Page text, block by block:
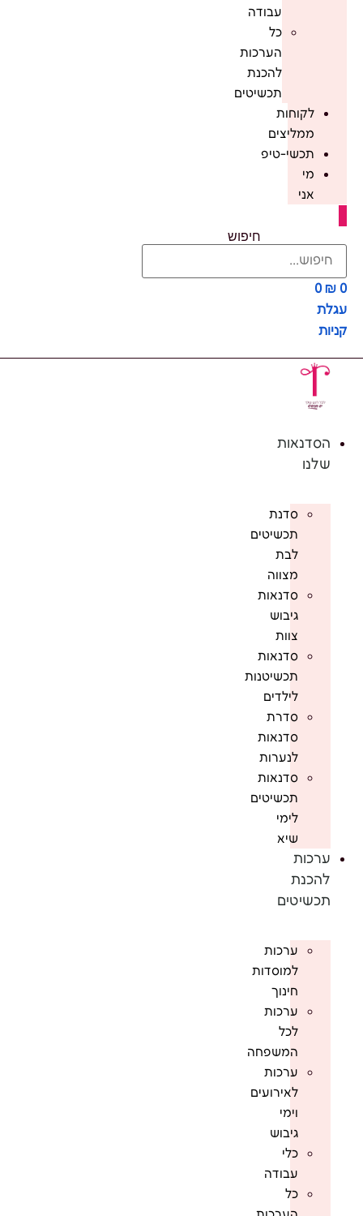
עבודה
כל
הערכות
להכנת
תכשיטים
לקוחות
ממליצים
תכשי-טיפ
מי
אני
חיפוש
₪ 0
0
עגלת
קניות
הסדנאות
שלנו
סדנת
תכשיטים
לבת
מצווה
סדנאות
גיבוש
צוות
סדנאות
תכשיטנות
לילדים
סדרת
סדנאות
לנערות
סדנאות
תכשיטים
לימי
שיא
ערכות
להכנת
תכשיטים
ערכות
למוסדות
חינוך
ערכות
לכל
המשפחה
ערכות
לאירועים
וימי
גיבוש
כלי
עבודה
כל